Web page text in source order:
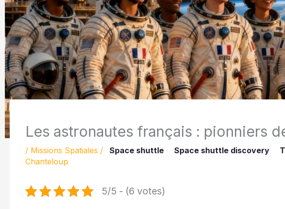
Les astronautes français : pionniers
/ Missions Spatiales / Space shuttle Space shuttle discovery
Chanteloup
5/5 - (6 votes)